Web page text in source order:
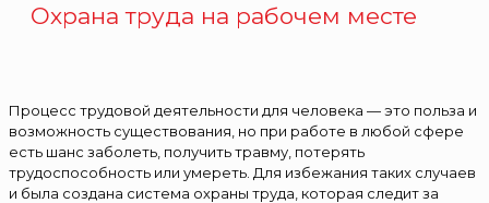
Охрана труда на рабочем месте
Процесс трудовой деятельности для человека — это польза и
возможность существования, но при работе в любой сфере
есть шанс заболеть, получить травму, потерять
трудоспособность или умереть. Для избежания таких случаев
и была создана система охраны труда, которая следит за